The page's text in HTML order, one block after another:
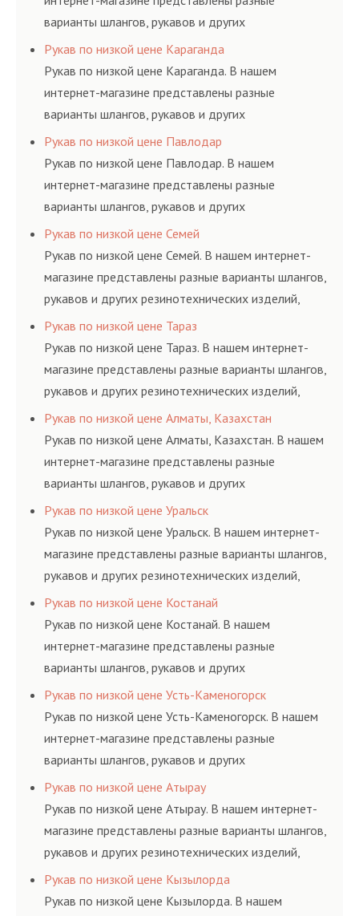
варианты шлангов, рукавов и других
резинотехнических изделий, соответствующих
ГОСТам, техническим условиям и нормативам.
Рукав по низкой цене Караганда
Рукав по низкой цене Караганда. В нашем
интернет-магазине представлены разные
варианты шлангов, рукавов и других
резинотехнических изделий, соответствующих
ГОСТам, техническим условиям и нормативам.
Рукав по низкой цене Павлодар
Рукав по низкой цене Павлодар. В нашем
интернет-магазине представлены разные
варианты шлангов, рукавов и других
резинотехнических изделий, соответствующих
ГОСТам, техническим условиям и нормативам.
Рукав по низкой цене Семей
Рукав по низкой цене Семей. В нашем интернет-
магазине представлены разные варианты шлангов,
рукавов и других резинотехнических изделий,
соответствующих ГОСТам, техническим условиям
и нормативам.
Рукав по низкой цене Тараз
Рукав по низкой цене Тараз. В нашем интернет-
магазине представлены разные варианты шлангов,
рукавов и других резинотехнических изделий,
соответствующих ГОСТам, техническим условиям
и нормативам.
Рукав по низкой цене Алматы, Казахстан
Рукав по низкой цене Алматы, Казахстан. В нашем
интернет-магазине представлены разные
варианты шлангов, рукавов и других
резинотехнических изделий, соответствующих
ГОСТам, техническим условиям и нормативам.
Рукав по низкой цене Уральск
Рукав по низкой цене Уральск. В нашем интернет-
магазине представлены разные варианты шлангов,
рукавов и других резинотехнических изделий,
соответствующих ГОСТам, техническим условиям
и нормативам.
Рукав по низкой цене Костанай
Рукав по низкой цене Костанай. В нашем
интернет-магазине представлены разные
варианты шлангов, рукавов и других
резинотехнических изделий, соответствующих
ГОСТам, техническим условиям и нормативам.
Рукав по низкой цене Усть-Каменогорск
Рукав по низкой цене Усть-Каменогорск. В нашем
интернет-магазине представлены разные
варианты шлангов, рукавов и других
резинотехнических изделий, соответствующих
ГОСТам, техническим условиям и нормативам.
Рукав по низкой цене Атырау
Рукав по низкой цене Атырау. В нашем интернет-
магазине представлены разные варианты шлангов,
рукавов и других резинотехнических изделий,
соответствующих ГОСТам, техническим условиям
и нормативам.
Рукав по низкой цене Кызылорда
Рукав по низкой цене Кызылорда. В нашем